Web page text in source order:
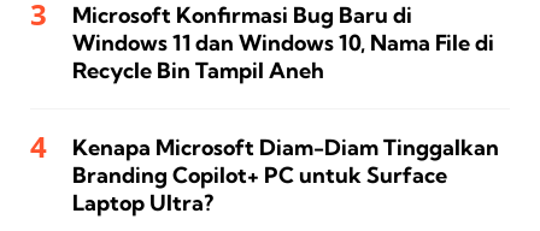
Microsoft Konfirmasi Bug Baru di
Windows 11 dan Windows 10, Nama File di
Recycle Bin Tampil Aneh
Kenapa Microsoft Diam-Diam Tinggalkan
Branding Copilot+ PC untuk Surface
Laptop Ultra?